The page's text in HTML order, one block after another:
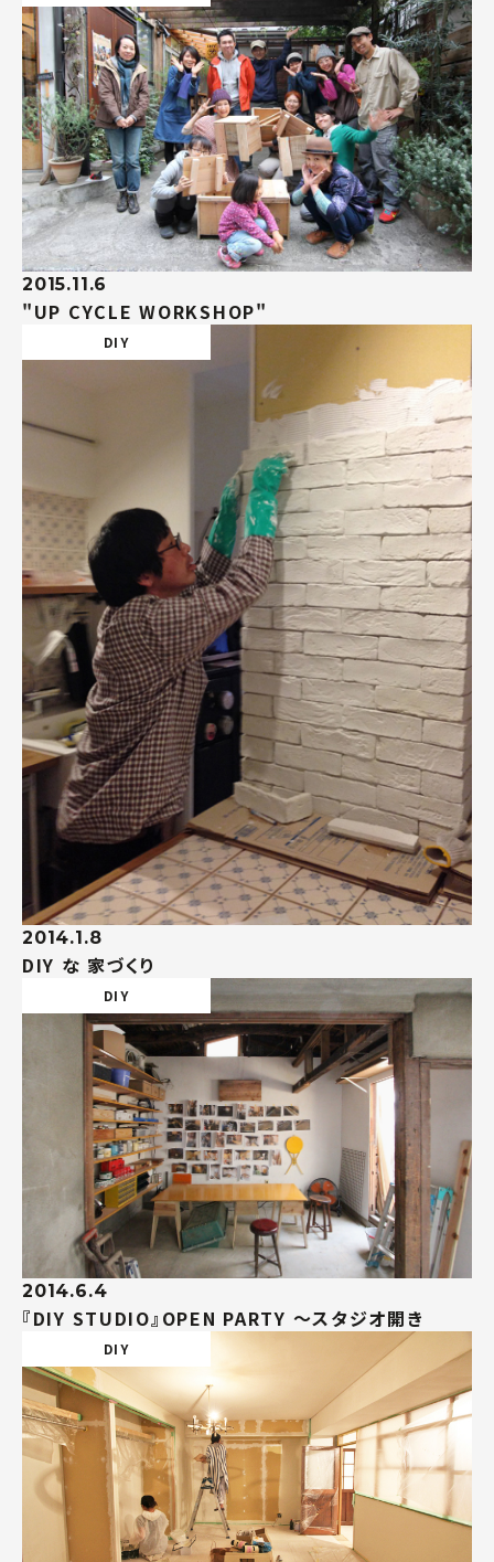
2015.11.6
"UP CYCLE WORKSHOP"
2014.1.8
DIY な 家づくり
DIY
2014.6.4
『DIY STUDIO』OPEN PARTY 〜スタジオ開き
DIY
DIY